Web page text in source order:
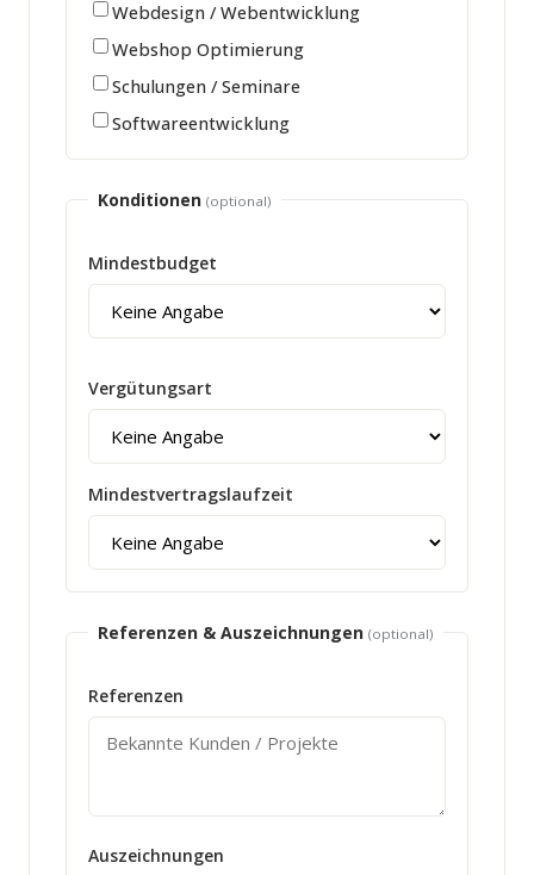
Webdesign / Webentwicklung
Webshop Optimierung
Schulungen / Seminare
Softwareentwicklung
Konditionen (optional)
Mindestbudget
Vergütungsart
Mindestvertragslaufzeit
Referenzen & Auszeichnungen (optional)
Referenzen
Auszeichnungen